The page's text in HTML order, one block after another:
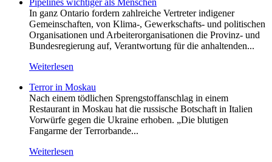
In ganz Ontario fordern zahlreiche Vertreter indigener
Gemeinschaften, von Klima-, Gewerkschafts- und politischen
Organisationen und Arbeiterorganisationen die Provinz- und
Bundesregierung auf, Verantwortung für die anhaltenden...
Weiterlesen
Terror in Moskau
Nach einem tödlichen Sprengstoffanschlag in einem
Restaurant in Moskau hat die russische Botschaft in Italien
Vorwürfe gegen die Ukraine erhoben. „Die blutigen
Fangarme der Terrorbande...
Weiterlesen